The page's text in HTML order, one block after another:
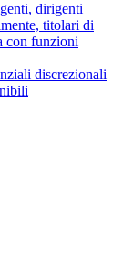
dirigenti
titolari di
con funzioni
discrezionali